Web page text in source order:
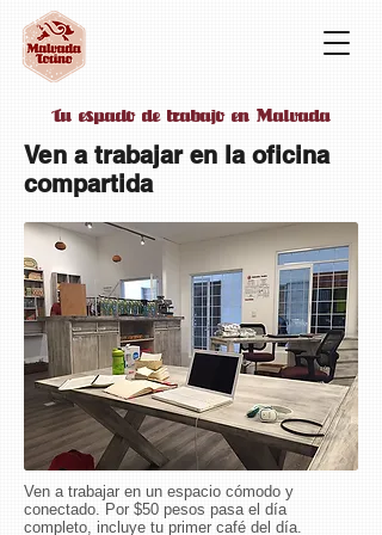
Tu espacio de trabajo en Malvada
Ven a trabajar en la oficina
compartida
Ven a trabajar en un espacio cómodo y
conectado. Por $50 pesos pasa el día
completo, incluye tu primer café del día.